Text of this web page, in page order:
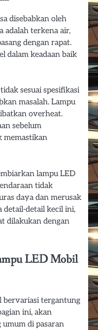
disebabkan oleh
adalah terkena air,
dengan rapat.
dalam keadaan baik
sesuai spesifikasi
masalah. Lampu
overheat.
sebelum
memastikan
lampu LED
tidak
daya dan merusak
detail-detail kecil ini,
dilakukan dengan
LED Mobil
bervariasi tergantung
ini, akan
di pasaran